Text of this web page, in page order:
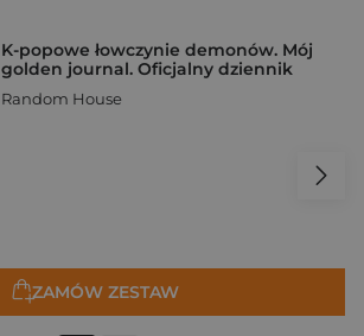
K-popowe łowczynie demonów. Mój
golden journal. Oficjalny dziennik
Random House
ZAMÓW ZESTAW